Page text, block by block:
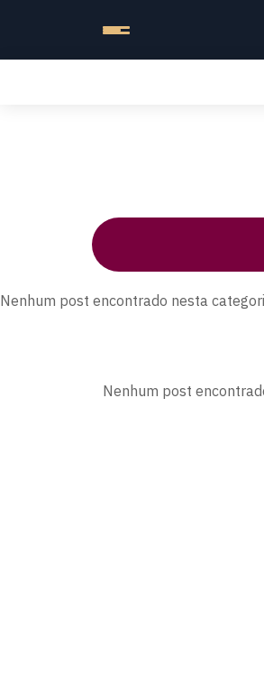
Nenhum post encontrado nesta
Nenhum post